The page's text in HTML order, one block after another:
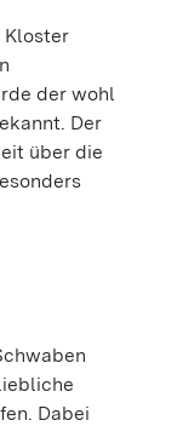
Kloster
der wohl
Der
über die
Dabei